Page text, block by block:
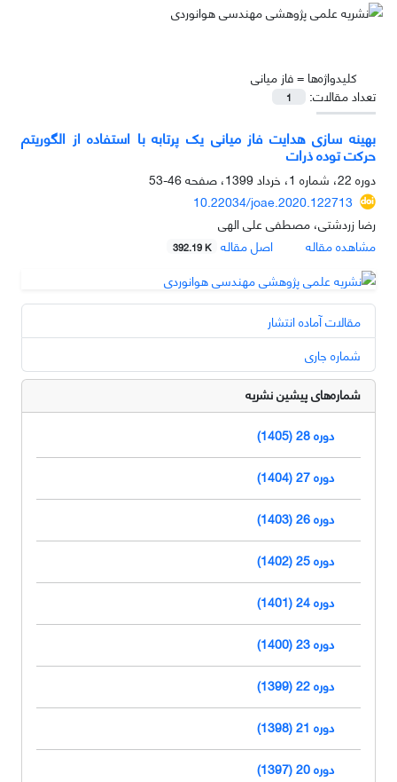
کلیدواژه‌ها =فاز میانی
تعداد مقالات:
1
بهینه سازی هدایت فاز میانی یک پرتابه با استفاده از الگوریتم
حرکت توده ذرات
دوره 22، شماره 1، خرداد 1399، صفحه
46-53
10.22034/joae.2020.122713
رضا زردشتی، مصطفی علی الهی
مشاهده مقاله
اصل مقاله 392.19 K
مقالات آماده انتشار
شماره جاری
شماره‌های پیشین نشریه
دوره 28 (1405)
دوره 27 (1404)
دوره 26 (1403)
دوره 25 (1402)
دوره 24 (1401)
دوره 23 (1400)
دوره 22 (1399)
دوره 21 (1398)
دوره 20 (1397)